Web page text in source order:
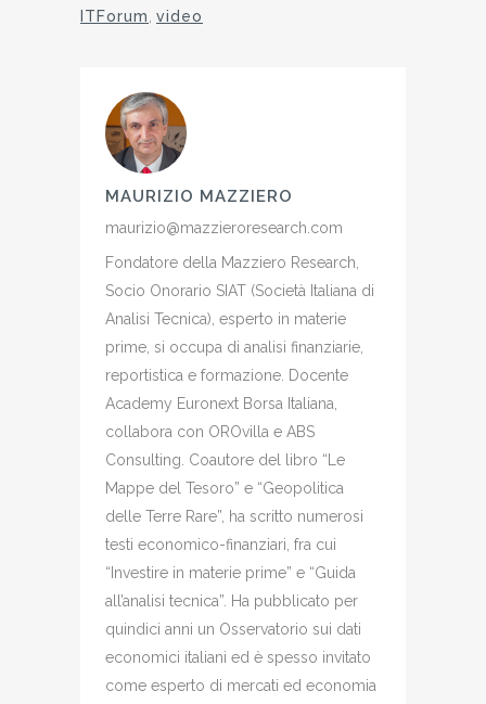
ITForum video
MAURIZIO MAZZIERO
maurizio@mazzieroresearch.com
Fondatore della Mazziero Research,
Socio Onorario SIAT (Società Italiana di
Analisi Tecnica), esperto in materie
prime, si occupa di analisi finanziarie,
reportistica e formazione. Docente
Academy Euronext Borsa Italiana,
collabora con OROvilla e ABS
Consulting. Coautore del libro “Le
Mappe del Tesoro” e “Geopolitica
delle Terre Rare”, ha scritto numerosi
testi economico-finanziari, fra cui
“Investire in materie prime” e “Guida
all’analisi tecnica”. Ha pubblicato per
quindici anni un Osservatorio sui dati
economici italiani ed è spesso invitato
come esperto di mercati ed economia